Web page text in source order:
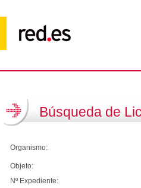
Búsqueda de
Organismo:
Objeto:
Nº Expediente: